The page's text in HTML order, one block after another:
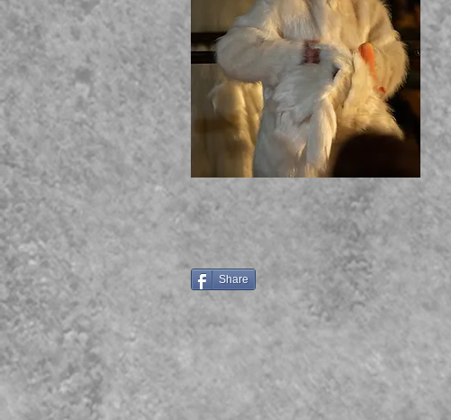
Share